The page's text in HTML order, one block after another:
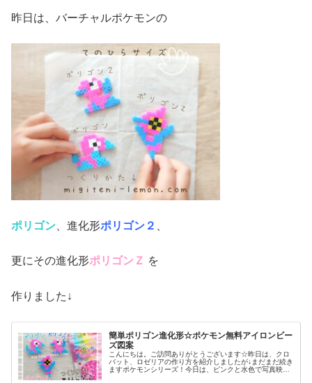
昨日は、バーチャルポケモンの
ポリゴン 、進化形ポリゴン２
更にその進化形ポリゴンＺ を
作りました↓
簡単ポリゴン進化形☆ポケモン無料アイロンビー
ズ図案
こんにちは。ご訪問ありがとうございます☆昨日は、クロ
バット、ロゼリアの作り方を紹介しましたが↓まだまだ続き
ますポケモンシリーズ！今日は、ピンクと水色で写真映え